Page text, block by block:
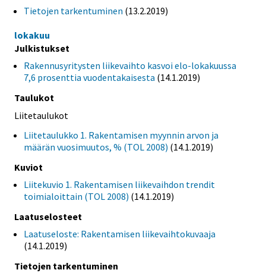
Tietojen tarkentuminen (13.2.2019)
lokakuu
Julkistukset
Rakennusyritysten liikevaihto kasvoi elo-lokakuussa
7,6 prosenttia vuodentakaisesta (14.1.2019)
Taulukot
Liitetaulukot
Liitetaulukko 1. Rakentamisen myynnin arvon ja
määrän vuosimuutos, % (TOL 2008) (14.1.2019)
Kuviot
Liitekuvio 1. Rakentamisen liikevaihdon trendit
toimialoittain (TOL 2008) (14.1.2019)
Laatuselosteet
Laatuseloste: Rakentamisen liikevaihtokuvaaja
(14.1.2019)
Tietojen tarkentuminen